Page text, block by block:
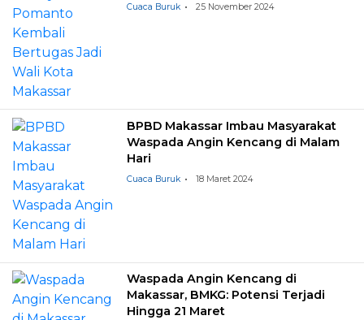
Cuaca Buruk 25 November 2024
BPBD Makassar Imbau Masyarakat
Waspada Angin Kencang di Malam
Hari
Cuaca Buruk 18 Maret 2024
Waspada Angin Kencang di
Makassar, BMKG: Potensi Terjadi
Hingga 21 Maret